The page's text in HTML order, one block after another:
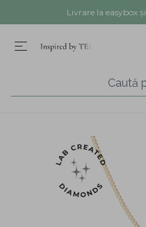
Livrare la easybox